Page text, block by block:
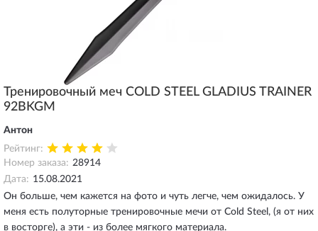
Тренировочный меч COLD STEEL GLADIUS TRAINER
92BKGM
Антон
Рейтинг:
Номер заказа: 28914
Дата: 15.08.2021
Он больше, чем кажется на фото и чуть легче, чем ожидалось. У
меня есть полуторные тренировочные мечи от Cold Steel, (я от них
в восторге), а эти - из более мягкого материала.